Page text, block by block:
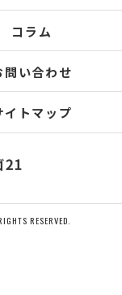
コラム
問い合わせ
イトマップ
RESERVED.